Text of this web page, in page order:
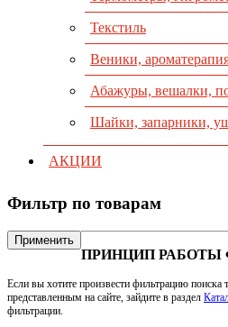
Текстиль
Веники,
Абажуры, вешалки,
Шайки, запарники,
АКЦИИ
Фильтр по товарам
Применить
ПРИНЦИП РАБОТЫ
Если вы хотите произвести фильтрацию поиска
представленным на сайте, зайдите в раздел
фильтрации.